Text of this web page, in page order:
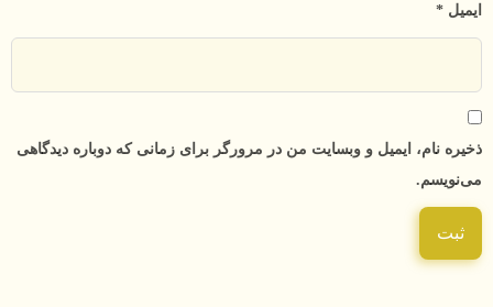
ایمیل *
ذخیره نام، ایمیل و وبسایت من در مرورگر برای زمانی که دوباره دیدگاهی
می‌نویسم.